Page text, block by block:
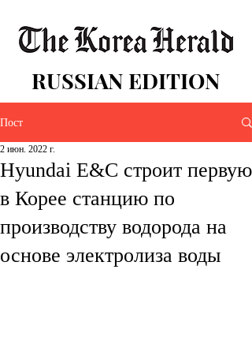
RUSSIAN EDITION
Пост
Hyundai E&C строит первую
в Корее станцию по
производству водорода на
основе электролиза воды
2 июн. 2022 г.